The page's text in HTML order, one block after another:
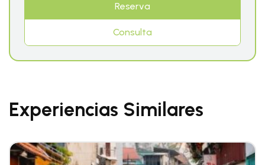
Reserva
Consulta
Experiencias Similares